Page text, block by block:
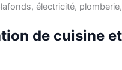
électricité,
de cuisine